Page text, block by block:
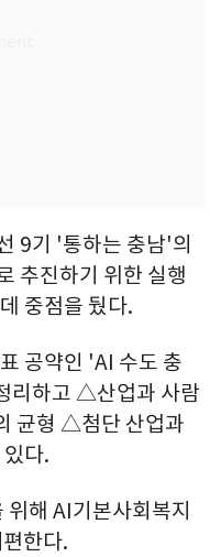
9기 '통하는 충남'의
추진하기 위한 실행
중점을 뒀다.
공약인 'AI 수도 충
리하고 △산업과 사람
균형 △첨단 산업과
다.
해 AI기본사회복지
한다.